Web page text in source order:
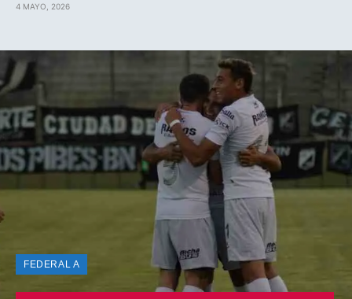
4 MAYO, 2026
FEDERAL A